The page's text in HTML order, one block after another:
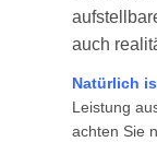
auch
Natürlich
Leistung
achten Sie